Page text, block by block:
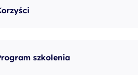
Korzyści
Program szkolenia